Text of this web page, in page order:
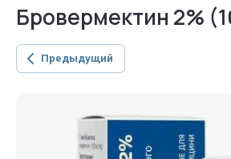
Бровермектин 2%
Предыдущий